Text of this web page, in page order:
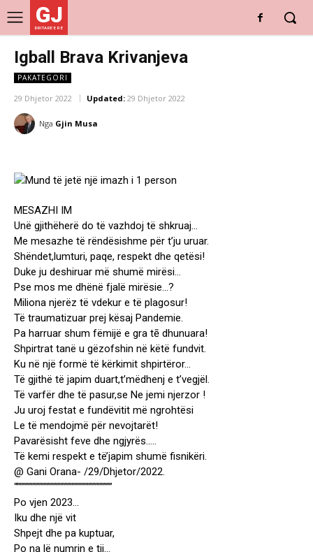
GJ
DRITARE E RE
Igball Brava Krivanjeva
PAKATEGORI
29 Dhjetor 2022 Updated: 29 Dhjetor 2022
Nga Gjin Musa
MESAZHI IM
Unë gjithëherë do të vazhdoj të shkruaj…
Me mesazhe të rëndësishme për t’ju uruar.
Shëndet,lumturi, paqe, respekt dhe qetësi!
Duke ju deshiruar më shumë mirësi…
Pse mos me dhënë fjalë mirësie…?
Miliona njerëz të vdekur e të plagosur!
Të traumatizuar prej kësaj Pandemie.
Pa harruar shum fëmijë e gra tē dhunuara!
Shpirtrat tanë u gëzofshin në këtë fundvit.
Ku në një formë të kërkimit shpirtëror…
Të gjithë të japim duart,t’mëdhenj e t’vegjël.
Të varfër dhe të pasur,se Ne jemi njerzor !
Ju uroj festat e fundëvitit më ngrohtësi
Le të mendojmë për nevojtarët!
Pavarësisht feve dhe ngjyrës…..
Të kemi respekt e të’japim shumë fisnikëri.
@ Gani Orana- /29/Dhjetor/2022.
“””””””””””””””””””””””””””””””””””
Po vjen 2023…
Iku dhe një vit
Shpejt dhe pa kuptuar,
Po na lë numrin e tij…